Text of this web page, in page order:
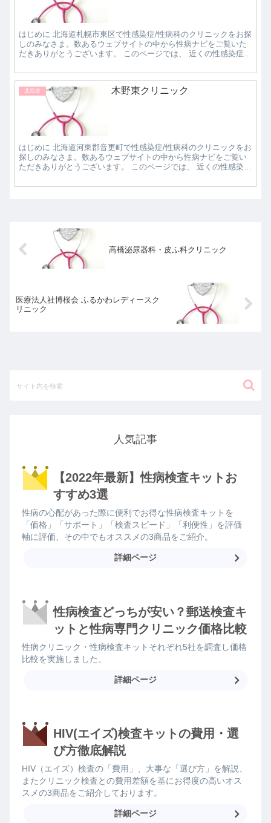
はじめに 北海道札幌市東区で性感染症/性病科のクリニックをお探
しのみなさま。数あるウェブサイトの中から性病ナビをご覧いた
だきありがとうございます。 このページでは、 近くの性感染症/
北海道 木野東クリニック
はじめに 北海道河東郡音更町で性感染症/性病科のクリニックをお
探しのみなさま。数あるウェブサイトの中から性病ナビをご覧い
ただきありがとうございます。 このページでは、 近くの性感染
高橋泌尿器科・皮ふ科クリニック
医療法人社博桜会 ふるかわレディースク
リニック
人気記事
【2022年最新】性病検査キットお
すすめ3選
性病の心配があった際に便利でお得な性病検査キットを
「価格」「サポート」「検査スピード」「利便性」を評価
軸に評価、その中でもオススメの3商品をご紹介。
詳細ページ
性病検査どっちが安い？郵送検査キ
ットと性病専門クリニック価格比較
性病クリニック・性病検査キットそれぞれ5社を調査し価格
比較を実施しました。
詳細ページ
HIV(エイズ)検査キットの費用・選
び方徹底解説
HIV（エイズ）検査の「費用」、大事な「選び方」を解説、
またクリニック検査との費用差額を基にお得度の高いオス
スメの3商品をご紹介しております。
詳細ページ